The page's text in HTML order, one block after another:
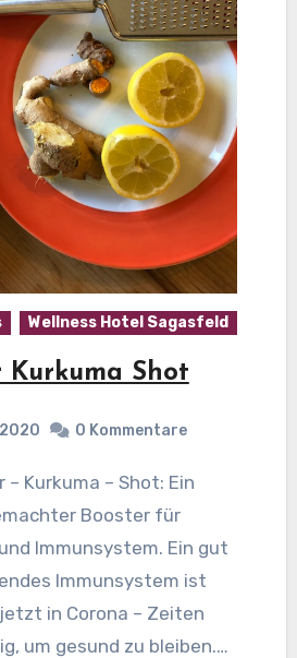
Wellness Hotel Sagasfeld
Kurkuma Shot
0 Kommentare
Booster für
Immunsystem. Ein gut
Immunsystem ist
in Corona – Zeiten
um gesund zu bleiben.…